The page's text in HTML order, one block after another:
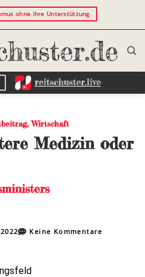
ohne Ihre Unterstützung
,Wirtschaft
Medizin oder
Keine Kommentare